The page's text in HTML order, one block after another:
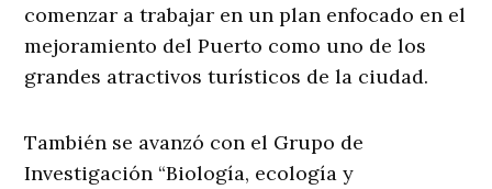
comenzar a trabajar en un plan enfocado en el
mejoramiento del Puerto como uno de los
grandes atractivos turísticos de la ciudad.
También se avanzó con el Grupo de
Investigación “Biología, ecología y